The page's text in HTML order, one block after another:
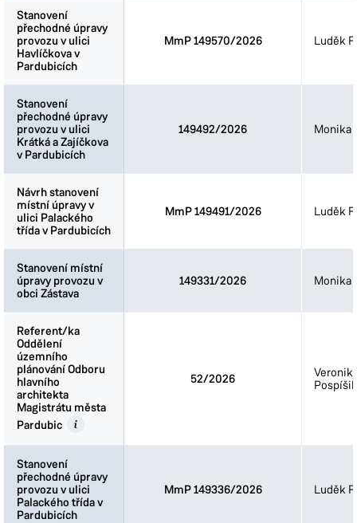
Stanovení
přechodné úpravy
provozu v ulici
Havlíčkova v
Pardubicích
MmP 149570/2026 Luděk
Stanovení
přechodné úpravy
provozu v ulici
Krátká a Zajíčkova
v Pardubicích
149492/2026 Monika
Návrh stanovení
místní úpravy v
ulici Palackého
třída v Pardubicích
MmP 149491/2026 Luděk
Stanovení místní
úpravy provozu v
obci Zástava
149331/2026 Monika
Referent/ka
Oddělení
územního
plánování Odboru
hlavního
architekta
Magistrátu města
Pardubic
52/2026
Stanovení
přechodné úpravy
provozu v ulici
Palackého třída v
Pardubicích
MmP 149336/2026 Luděk
Stanovení
přechodné úpravy
provozu v ulici
Havlíčkova v
Pardubicích
Stanovení
přechodné úpravy
provozu v ulici
Krátká a Zajíčkova
v Pardubicích
Návrh stanovení
místní úpravy v
ulici Palackého
třída v Pardubicích
Stanovení místní
úpravy provozu v
obci Zástava
Referent/ka
Oddělení
územního
plánování Odboru
hlavního
architekta
Magistrátu města
Pardubic
Stanovení
přechodné úpravy
provozu v ulici
Palackého třída v
Pardubicích